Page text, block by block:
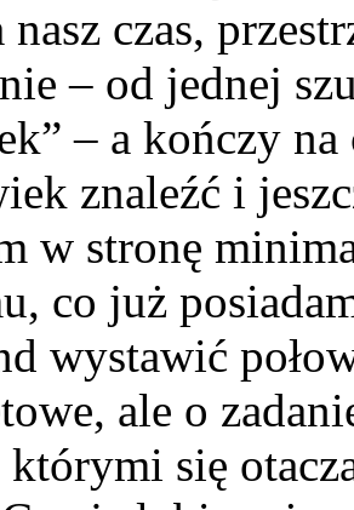
nasz czas,
– od jednej
– a kończy
znaleźć i
w stronę
co już
wystawić
ale o
którymi się